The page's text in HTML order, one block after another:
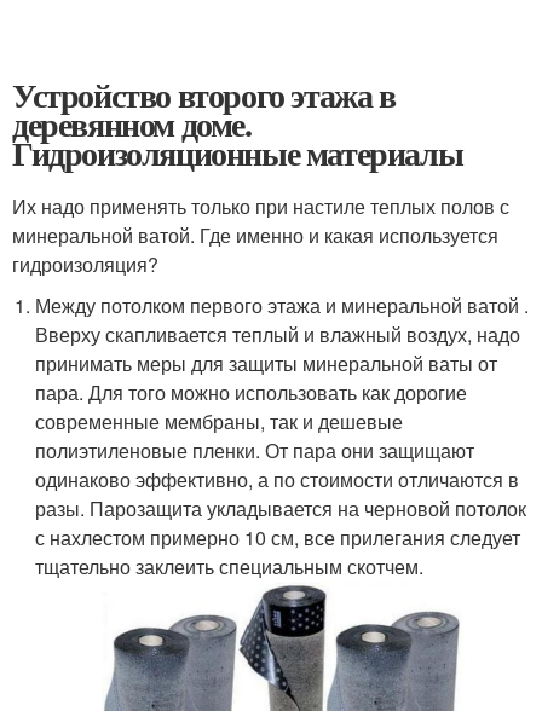
Устройство второго этажа в
деревянном доме.
Гидроизоляционные материалы
Их надо применять только при настиле теплых полов с
минеральной ватой. Где именно и какая используется
гидроизоляция?
Между потолком первого этажа и минеральной ватой .
Вверху скапливается теплый и влажный воздух, надо
принимать меры для защиты минеральной ваты от
пара. Для того можно использовать как дорогие
современные мембраны, так и дешевые
полиэтиленовые пленки. От пара они защищают
одинаково эффективно, а по стоимости отличаются в
разы. Парозащита укладывается на черновой потолок
с нахлестом примерно 10 см, все прилегания следует
тщательно заклеить специальным скотчем.